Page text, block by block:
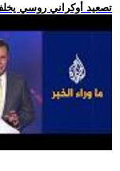
.. تصعيد أوكراني روسي